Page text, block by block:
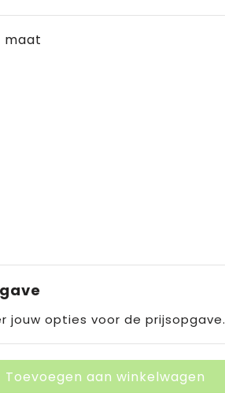
maat
jouw opties voor de prijsopgave.
Toevoegen aan winkelwagen